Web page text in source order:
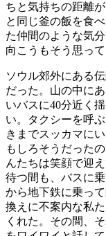
ちと気持ちの距離
と同じ釜の飯を食
た仲間のような気
向こうもそう思っ
ソウル郊外にある
だった。山の中に
いバスに40分近く
い。タクシーを呼
きまでスッカマに
もしろそうだった
んたちは笑顔で迎
待つ間も、バスに
から地下鉄に乗っ
換えに不案内な私
くれた。その間、